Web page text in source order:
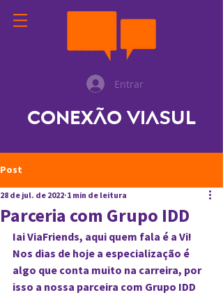
Entrar
Conexão ViaSul
Post
Parceria com Grupo IDD
28 de jul. de 2022 1 min de leitura
Iai ViaFriends, aqui quem fala é a Vi!
Nos dias de hoje a especialização é
algo que conta muito na carreira, por
isso a nossa parceira com Grupo IDD